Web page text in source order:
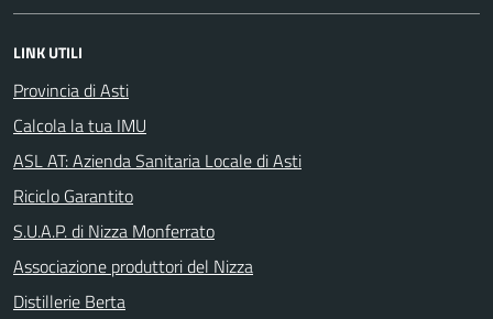
LINK UTILI
Provincia di Asti
Calcola la tua IMU
ASL AT: Azienda Sanitaria Locale di Asti
Riciclo Garantito
S.U.A.P. di Nizza Monferrato
Associazione produttori del Nizza
Distillerie Berta